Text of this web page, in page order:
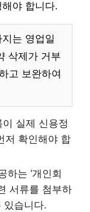
야 합니다.
는 영업일
삭제가 거부
고 보완하여
실제 신용정
저 확인해야 합
하는 ‘개인회
서류를 첨부하
있습니다.